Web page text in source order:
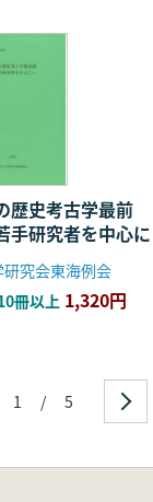
歴史考古学最前
研究者を中心に
究会東海例会
冊以上 1,320円
1 / 5